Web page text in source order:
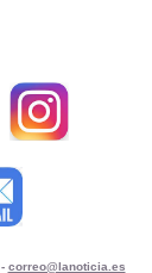
- correo@lanoticia.es